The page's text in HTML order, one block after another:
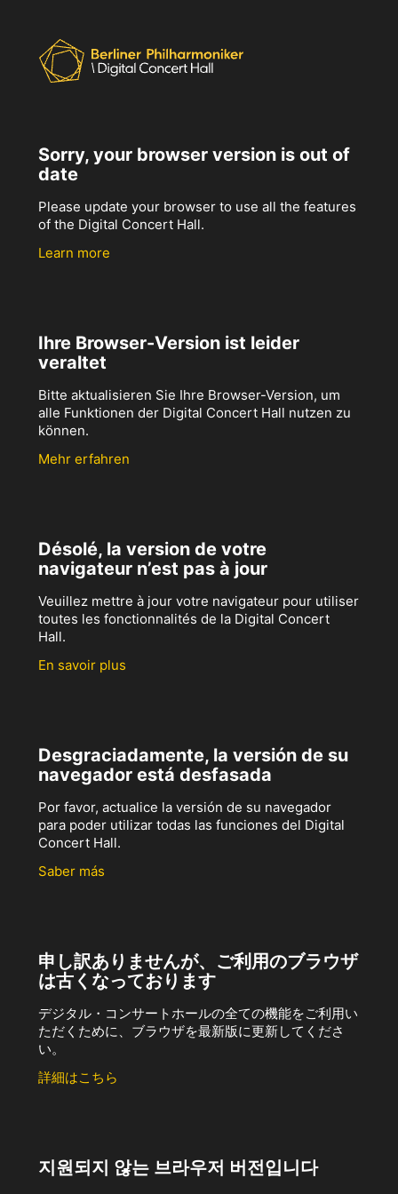
Sorry, your browser version is out of
date
Please update your browser to use all the features
of the Digital Concert Hall.
Learn more
Ihre Browser-Version ist leider
veraltet
Bitte aktualisieren Sie Ihre Browser-Version, um
alle Funktionen der Digital Concert Hall nutzen zu
können.
Mehr erfahren
Désolé, la version de votre
navigateur n’est pas à jour
Veuillez mettre à jour votre navigateur pour utiliser
toutes les fonctionnalités de la Digital Concert
Hall.
En savoir plus
Desgraciadamente, la versión de su
navegador está desfasada
Por favor, actualice la versión de su navegador
para poder utilizar todas las funciones del Digital
Concert Hall.
Saber más
申し訳ありませんが、ご利用のブラウザ
は古くなっております
デジタル・コンサートホールの全ての機能をご利用い
ただくために、ブラウザを最新版に更新してくださ
い。
詳細はこちら
지원되지 않는 브라우저 버전입니다